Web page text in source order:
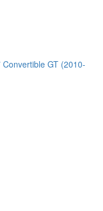
Convertible GT (2010-